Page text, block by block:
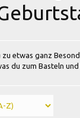
etwas ganz
du zum Basteln